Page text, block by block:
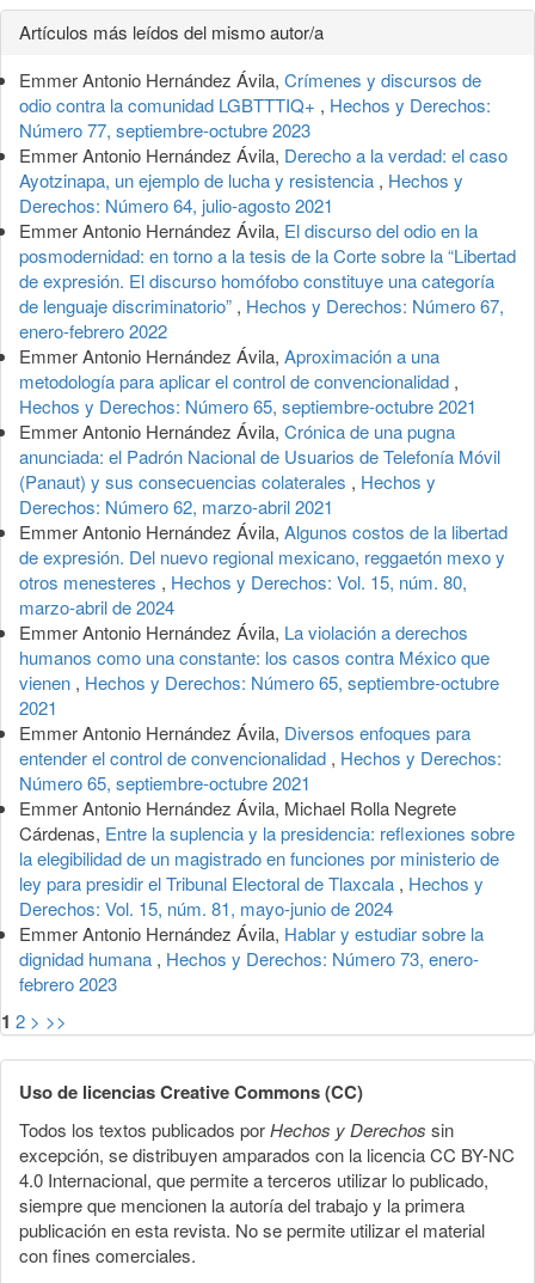
Detalles
del
artículo
Artículos más leídos del mismo autor/a
Emmer Antonio Hernández Ávila, Crímenes y discursos de
odio contra la comunidad LGBTTTIQ+ , Hechos y Derechos:
Número 77, septiembre-octubre 2023
Emmer Antonio Hernández Ávila, Derecho a la verdad: el caso
Ayotzinapa, un ejemplo de lucha y resistencia , Hechos y
Derechos: Número 64, julio-agosto 2021
Emmer Antonio Hernández Ávila, El discurso del odio en la
posmodernidad: en torno a la tesis de la Corte sobre la “Libertad
de expresión. El discurso homófobo constituye una categoría
de lenguaje discriminatorio” , Hechos y Derechos: Número 67,
enero-febrero 2022
Emmer Antonio Hernández Ávila, Aproximación a una
metodología para aplicar el control de convencionalidad ,
Hechos y Derechos: Número 65, septiembre-octubre 2021
Emmer Antonio Hernández Ávila, Crónica de una pugna
anunciada: el Padrón Nacional de Usuarios de Telefonía Móvil
(Panaut) y sus consecuencias colaterales , Hechos y
Derechos: Número 62, marzo-abril 2021
Emmer Antonio Hernández Ávila, Algunos costos de la libertad
de expresión. Del nuevo regional mexicano, reggaetón mexo y
otros menesteres , Hechos y Derechos: Vol. 15, núm. 80,
marzo-abril de 2024
Emmer Antonio Hernández Ávila, La violación a derechos
humanos como una constante: los casos contra México que
vienen , Hechos y Derechos: Número 65, septiembre-octubre
2021
Emmer Antonio Hernández Ávila, Diversos enfoques para
entender el control de convencionalidad , Hechos y Derechos:
Número 65, septiembre-octubre 2021
Emmer Antonio Hernández Ávila, Michael Rolla Negrete
Cárdenas, Entre la suplencia y la presidencia: reflexiones sobre
la elegibilidad de un magistrado en funciones por ministerio de
ley para presidir el Tribunal Electoral de Tlaxcala , Hechos y
Derechos: Vol. 15, núm. 81, mayo-junio de 2024
Emmer Antonio Hernández Ávila, Hablar y estudiar sobre la
dignidad humana , Hechos y Derechos: Número 73, enero-
febrero 2023
1 2 > >>
Uso de licencias Creative Commons (CC)
Todos los textos publicados porHechos y Derechos sin
excepción, se distribuyen amparados con la licencia CC BY-NC
4.0 Internacional, que permite a terceros utilizar lo publicado,
siempre que mencionen la autoría del trabajo y la primera
publicación en esta revista. No se permite utilizar el material
con fines comerciales.